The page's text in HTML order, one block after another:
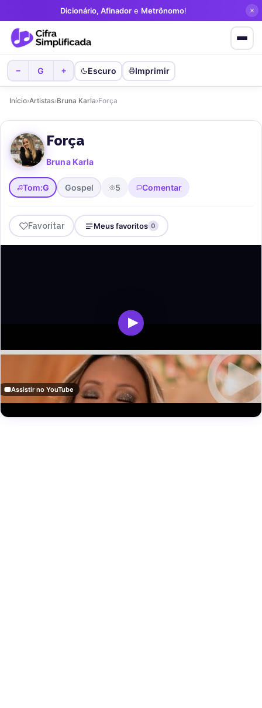
Dicionário, Afinador e Metrônomo!
− G + Escuro Imprimir
Início›Artistas›Bruna Karla›Força
Força
Bruna Karla
Tom:G Gospel 5 Comentar
Favoritar Meus favoritos 0
Assistir no YouTube